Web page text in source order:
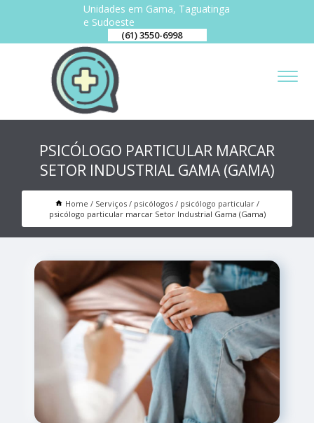
Unidades em Gama, Taguatinga
e Sudoeste
(61) 3550-6998
PSICÓLOGO PARTICULAR MARCAR
SETOR INDUSTRIAL GAMA (GAMA)
Home Serviços psicólogos
psicólogo particular
psicólogo particular marcar Setor Industrial Gama (Gama)